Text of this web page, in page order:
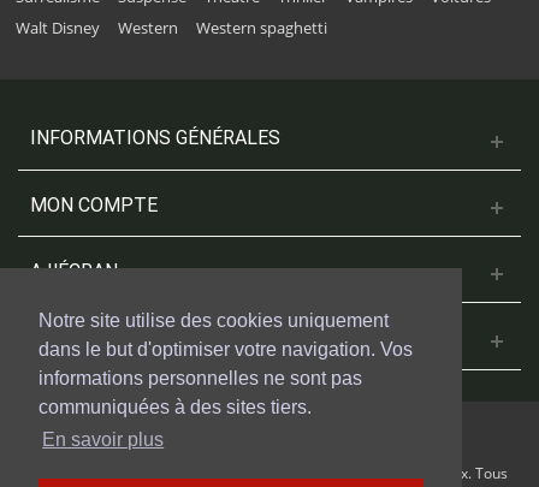
Notre site utilise des cookies uniquement
dans le but d'optimiser votre navigation. Vos
informations personnelles ne sont pas
communiquées à des sites tiers.
En savoir plus
Walt Disney
Western Western spaghetti
INFORMATIONS GÉNÉRALES
MON COMPTE
A L'ÉCRAN
NOUS CONTACTER
© 2018 Cinesud Affiches réalisé avec Presta Shop™ par Weblogix. Tous